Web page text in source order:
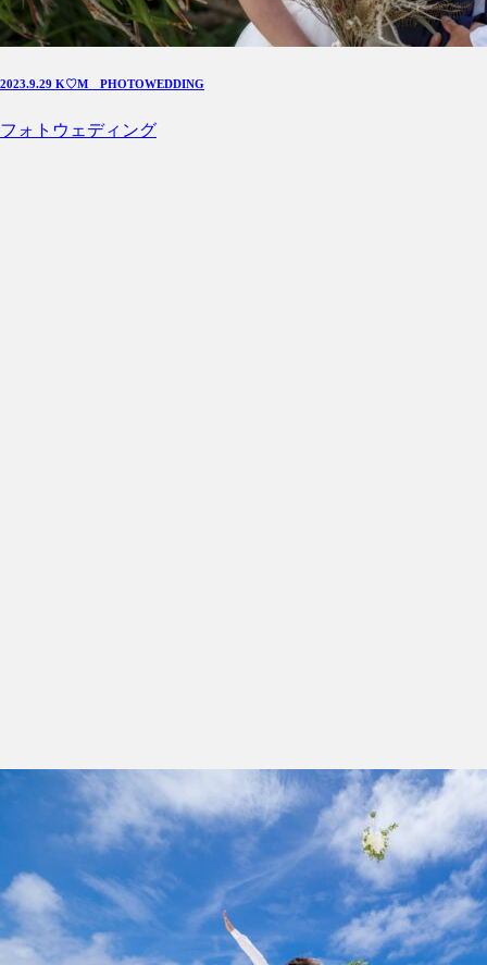
2023.9.29 K♡M PHOTOWEDDING
フォトウェディング